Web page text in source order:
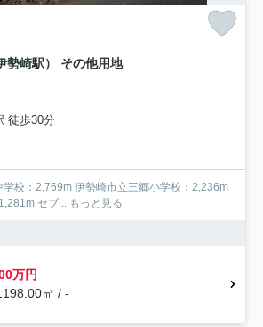
勢崎駅） その他用地
徒歩30分
学校：2,769m 伊勢崎市立三郷小学校：2,236m
セブ...
もっと見る
万円
㎡ / -